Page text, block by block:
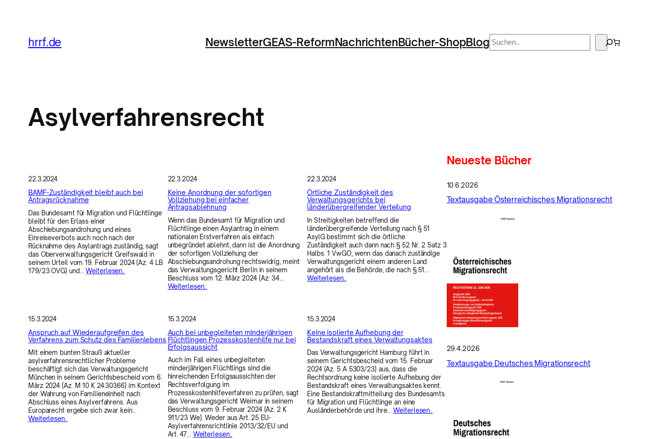
Inhalt
springen
hrrf.de NewsletterGEAS-ReformNachrichtenBücher-ShopBlog Suchen
Asylverfahrensrecht
22.3.2024
BAMF-Zuständigkeit bleibt auch bei
Antragsrücknahme
Das Bundesamt für Migration und Flüchtlinge
bleibt für den Erlass einer
Abschiebungsandrohung und eines
Einreiseverbots auch noch nach der
Rücknahme des Asylantrags zuständig, sagt
das Oberverwaltungsgericht Greifswald in
seinem Urteil vom 19. Februar 2024 (Az. 4 LB
179/23 OVG) und…Weiterlesen..
22.3.2024
Keine Anordnung der sofortigen
Vollziehung bei einfacher
Antragsablehnung
Wenn das Bundesamt für Migration und
Flüchtlinge einen Asylantrag in einem
nationalen Erstverfahren als einfach
unbegründet ablehnt, dann ist die Anordnung
der sofortigen Vollziehung der
Abschiebungsandrohung rechtswidrig, meint
das Verwaltungsgericht Berlin in seinem
Beschluss vom 12. März 2024 (Az. 34…
Weiterlesen..
22.3.2024
Örtliche Zuständigkeit des
Verwaltungsgerichts bei
länderübergreifender Verteilung
In Streitigkeiten betreffend die
länderübergreifende Verteilung nach § 51
AsylG bestimmt sich die örtliche
Zuständigkeit auch dann nach § 52 Nr. 2 Satz 3
Halbs. 1 VwGO, wenn das danach zuständige
Verwaltungsgericht einem anderen Land
angehört als die Behörde, die nach § 51…
Weiterlesen..
15.3.2024
Anspruch auf Wiederaufgreifen des
Verfahrens zum Schutz des Familienlebens
Mit einem bunten Strauß aktueller
asylverfahrensrechtlicher Probleme
beschäftigt sich das Verwaltungsgericht
München in seinem Gerichtsbescheid vom 6.
März 2024 (Az. M 10 K 24.30366) im Kontext
der Wahrung von Familieneinheit nach
Abschluss eines Asylverfahrens. Aus
Europarecht ergebe sich zwar kein…
Weiterlesen..
15.3.2024
Auch bei unbegleiteten minderjährigen
Flüchtlingen Prozesskostenhilfe nur bei
Erfolgsaussicht
Auch im Fall eines unbegleiteten
minderjährigen Flüchtlings sind die
hinreichenden Erfolgsaussichten der
Rechtsverfolgung im
Prozesskostenhilfeverfahren zu prüfen, sagt
das Verwaltungsgericht Weimar in seinem
Beschluss vom 9. Februar 2024 (Az. 2 K
911/23 We). Weder aus Art. 25 EU-
Asylverfahrensrichtlinie 2013/32/EU und
Art. 47… Weiterlesen..
15.3.2024
Keine isolierte Aufhebung der
Bestandskraft eines Verwaltungsaktes
Das Verwaltungsgericht Hamburg führt in
seinem Gerichtsbescheid vom 15. Februar
2024 (Az. 5 A 5303/23) aus, dass die
Rechtsordnung keine isolierte Aufhebung der
Bestandskraft eines Verwaltungsaktes kennt.
Eine Bestandskraftmitteilung des Bundesamts
für Migration und Flüchtlinge an eine
Ausländerbehörde und ihre…Weiterlesen..
Neueste Bücher
10.6.2026
Textausgabe Österreichisches Migrationsrecht
29.4.2026
Textausgabe Deutsches Migrationsrecht